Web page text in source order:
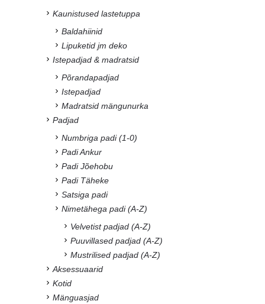
Kaunistused lastetuppa
Baldahiinid
Lipuketid jm deko
Istepadjad & madratsid
Põrandapadjad
Istepadjad
Madratsid mängunurka
Padjad
Numbriga padi (1-0)
Padi Ankur
Padi Jõehobu
Padi Täheke
Satsiga padi
Nimetähega padi (A-Z)
Velvetist padjad (A-Z)
Puuvillased padjad (A-Z)
Mustrilised padjad (A-Z)
Aksessuaarid
Kotid
Mänguasjad